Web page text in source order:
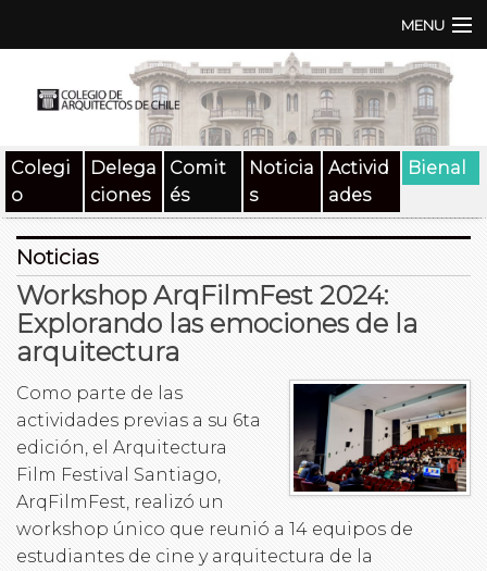
MENU
Documentos
SAT
Beneficios
Contacto
Buscar:
Colegi
o
Delega
ciones
Comit
és
Noticia
s
Activid
ades
Bienal
Noticias
Workshop ArqFilmFest 2024:
Explorando las emociones de la
arquitectura
Como parte de las
actividades previas a su 6ta
edición, el Arquitectura
Film Festival Santiago,
ArqFilmFest, realizó un
workshop único que reunió a 14 equipos de
estudiantes de cine y arquitectura de la